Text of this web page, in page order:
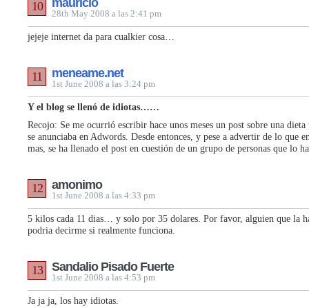
mauricio
28th May 2008 a las 2:41 pm
10
jejeje internet da para cualkier cosa…
meneame.net
1st June 2008 a las 3:24 pm
11
Y el blog se llenó de idiotas……
Recojo: Se me ocurrió escribir hace unos meses un post sobre una
se anunciaba en Adwords. Desde entonces, y pese a advertir de lo que
mas, se ha llenado el post en cuestión de un grupo de personas que lo
amonimo
1st June 2008 a las 4:33 pm
12
5 kilos cada 11 dias… y solo por 35 dolares. Por favor, alguien que la
podria decirme si realmente funciona.
Sandalio Pisado Fuerte
1st June 2008 a las 4:53 pm
13
Ja ja ja, los hay idiotas.